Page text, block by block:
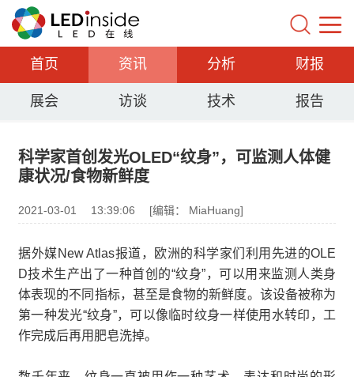
首页 资讯 分析 财报
展会 访谈 技术 报告
科学家首创发光OLED“纹身”，可监测人体健
康状况/食物新鲜度
2021-03-01 13:39:06 [编辑： MiaHuang]
据外媒New Atlas报道，欧洲的科学家们利用先进的OLE
D技术生产出了一种首创的“纹身”，可以用来监测人类身
体表现的不同指标，甚至是食物的新鲜度。该设备被称为
第一种发光“纹身”，可以像临时纹身一样使用水转印，工
作完成后再用肥皂洗掉。